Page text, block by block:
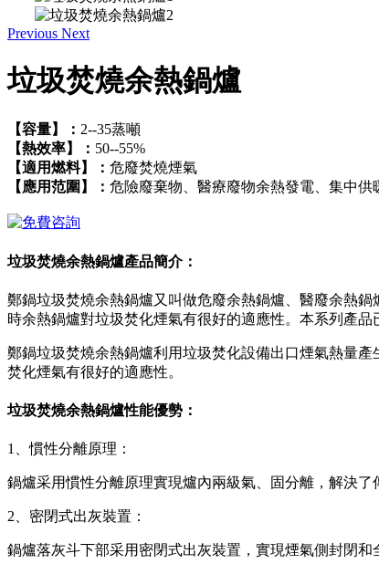
Previous Next
垃圾焚燒余熱鍋爐
【容量】： 2--35蒸噸
【熱效率】： 50--55%
【適用燃料】： 危廢焚燒煙氣
【應用范圍】： 危險廢棄物、醫療廢物余熱發電、集中供
垃圾焚燒余熱鍋爐產品簡介：
鄭鍋垃圾焚燒余熱鍋爐又叫做危廢余熱鍋爐、醫廢余熱
時余熱鍋爐對垃圾焚化煙氣有很好的適應性。本系列產
鄭鍋垃圾焚燒余熱鍋爐利用垃圾焚化設備出口煙氣熱量
焚化煙氣有很好的適應性。
垃圾焚燒余熱鍋爐性能優勢：
1、慣性分離原理：
鍋爐采用慣性分離原理實現爐內兩級氣、固分離，解決
2、密閉式出灰裝置：
鍋爐落灰斗下部采用密閉式出灰裝置，實現煙氣側封閉